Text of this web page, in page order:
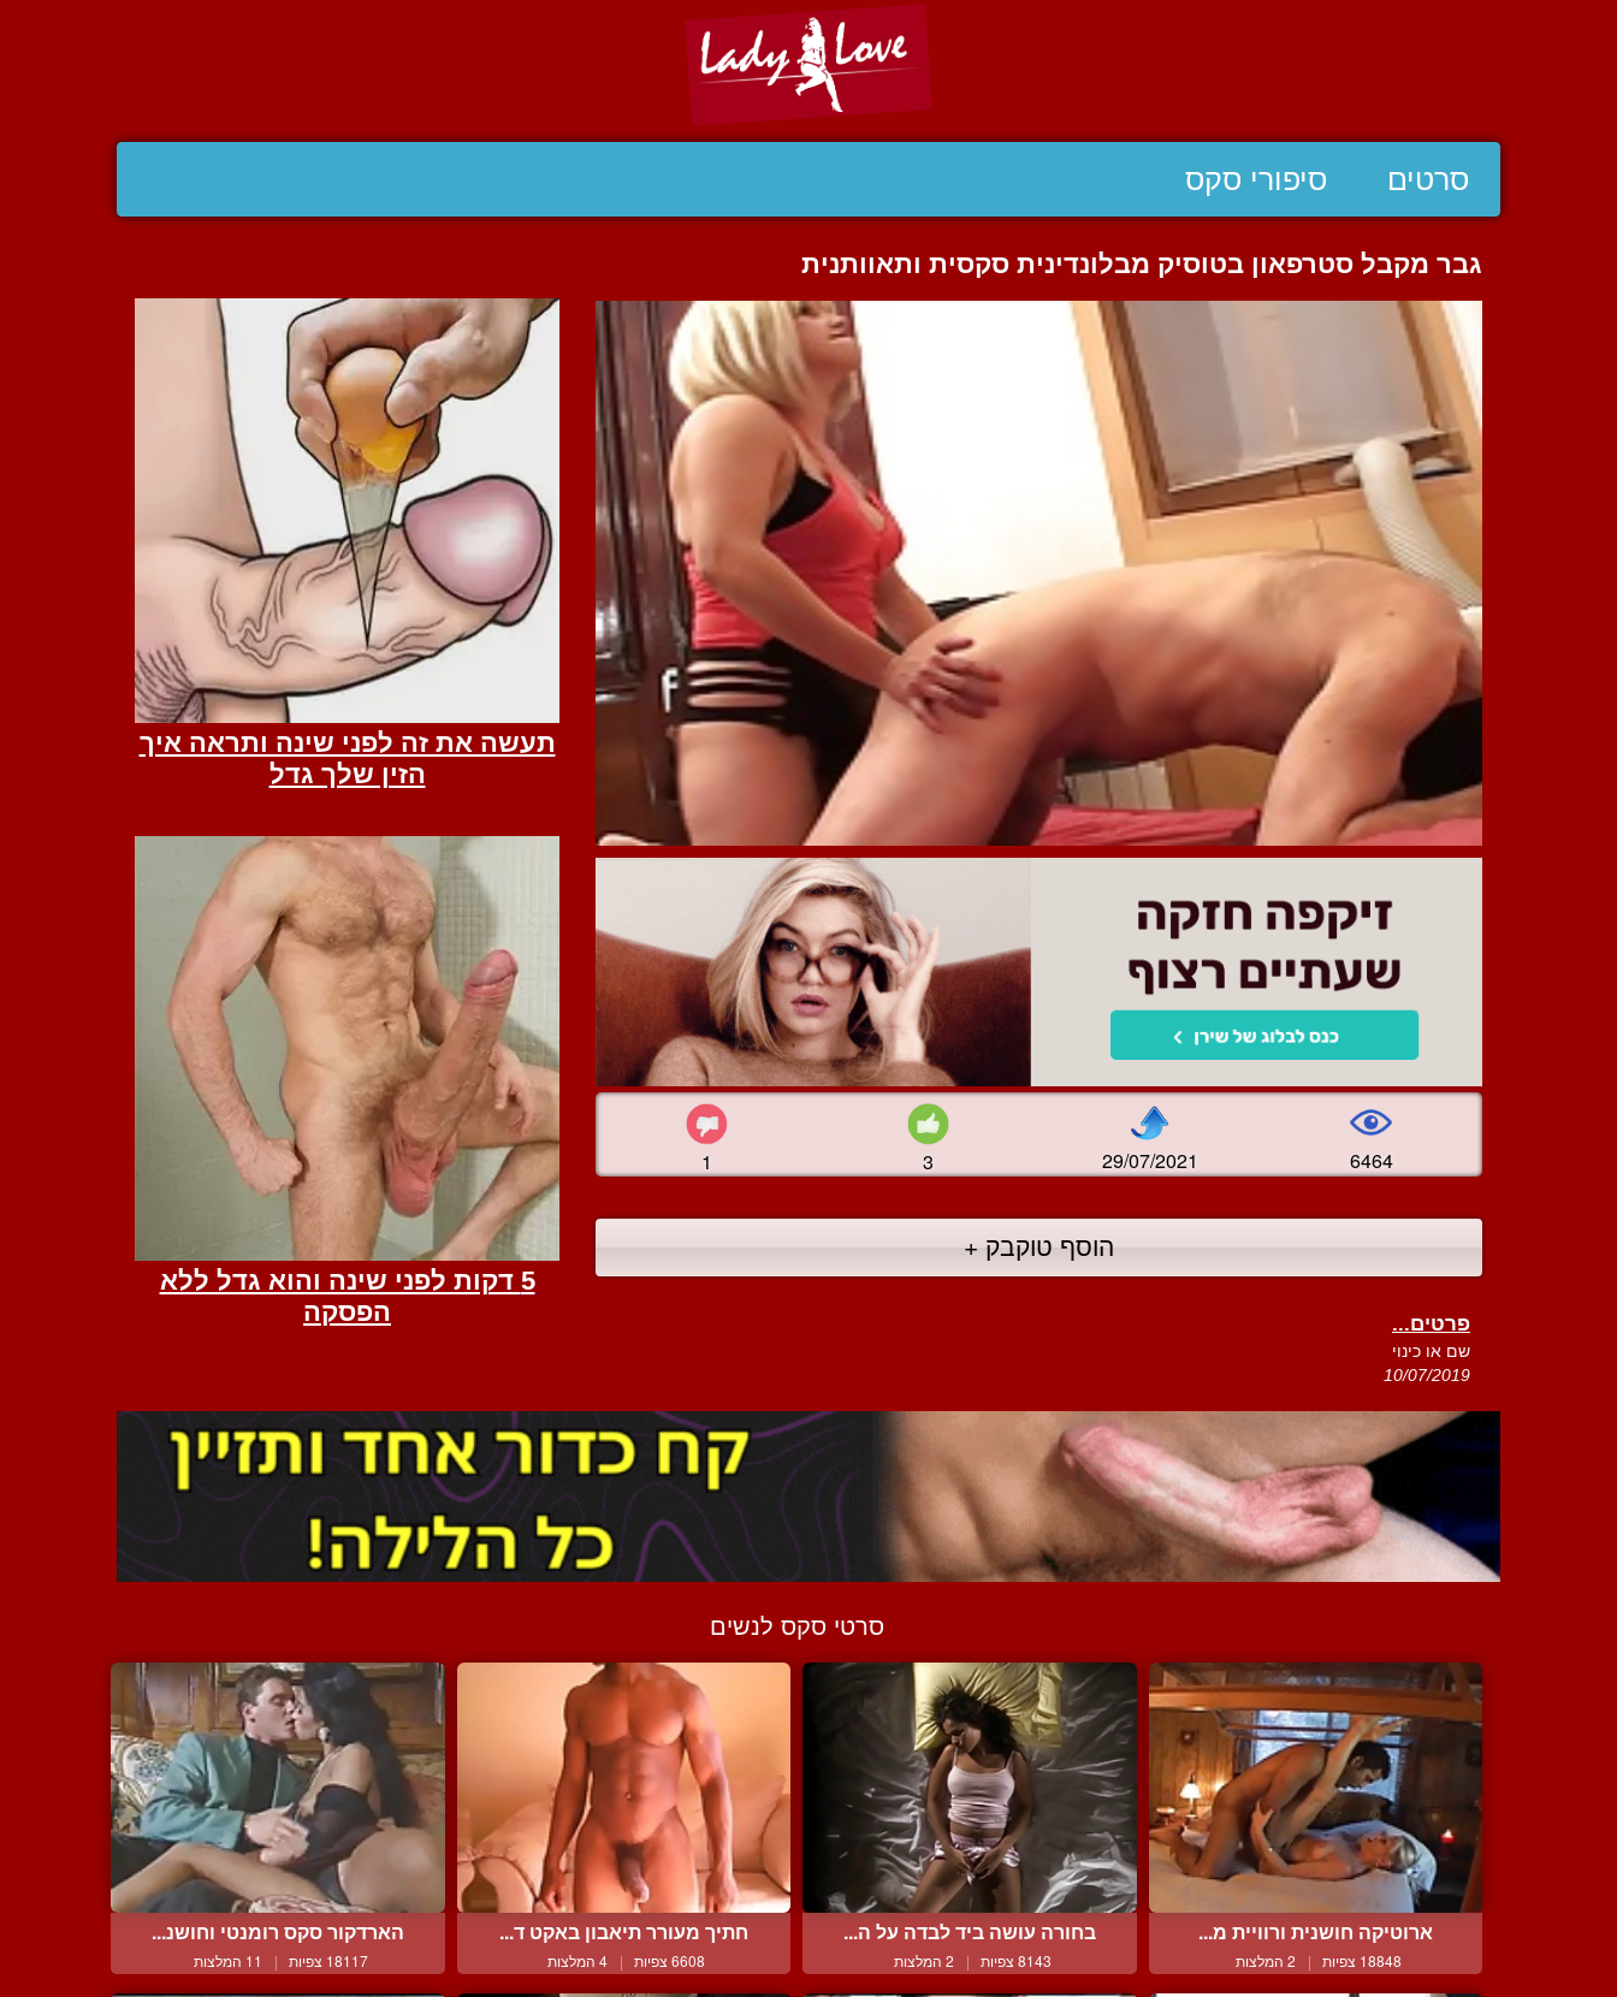
סרטים סיפורי סקס
גבר מקבל סטרפאון בטוסיק מבלונדינית סקסית ותאוותנית
1 3 29/07/2021 6464
הוסף טוקבק +
פרטים...
שם או כינוי
10/07/2019
סרטי סקס לנשים
ארוטיקה חושנית ורוויית מ...
18848 צפיות | 2 המלצות
בחורה עושה ביד לבדה על ה...
8143 צפיות | 2 המלצות
חתיך מעורר תיאבון באקט ד...
6608 צפיות | 4 המלצות
הארדקור סקס רומנטי וחושנ...
18117 צפיות | 11 המלצות